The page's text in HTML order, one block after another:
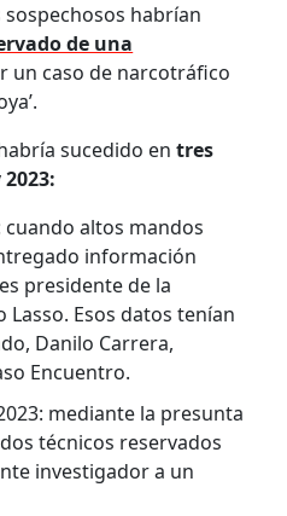
sospechosos habrían
de una
un caso de narcotráfico
sucedido entres
cuando altos mandos
información
presidente de la
Lasso. Esos datos tenían
Danilo Carrera,
Encuentro.
mediante la presunta
técnicos reservados
investigador a un